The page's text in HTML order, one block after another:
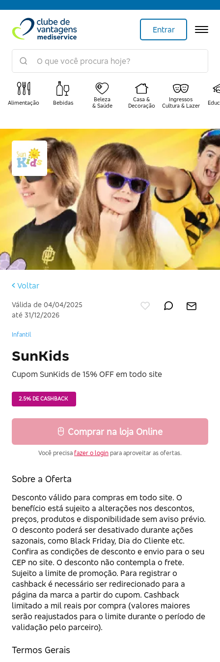
Entrar
Alimentação Bebidas
Beleza
& Saúde
Casa &
Decoração
Ingressos
Cultura & Lazer
Voltar
Válida de 04/04/2025
até 31/12/2026
Infantil
SunKids
Cupom SunKids de 15% OFF em todo site
2.5% DE CASHBACK
Comprar na loja Online
Você precisa fazer o login para aproveitar as ofertas.
Sobre a Oferta
Desconto válido para compras em todo site. O
benefício está sujeito a alterações nos descontos,
preços, produtos e disponibilidade sem aviso prévio.
O desconto poderá ser desativado durante ações
sazonais, como Black Friday, Dia do Cliente etc.
Confira as condições de desconto e envio para o seu
CEP no site. O desconto não contempla o frete.
Sujeito a limite de promoção. Para registrar o
cashback é necessário ser redirecionado para a
página da marca a partir do cupom. Cashback
limitado a mil reais por compra (valores maiores
serão reajustados para o limite durante o período de
validação pelo parceiro).
Termos Gerais